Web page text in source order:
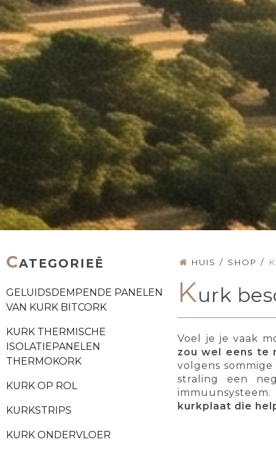
CATEGORIEË
GELUIDSDEMPENDE PANELEN
VAN KURK BITCORK
KURK THERMISCHE
ISOLATIEPANELEN
THERMOKORK
KURK OP ROL
KURKSTRIPS
KURK ONDERVLOER
HUIS / SHOP /
Kurk
Voel je je vaak
zou wel eens te
volgens
straling een
kurkplaat die